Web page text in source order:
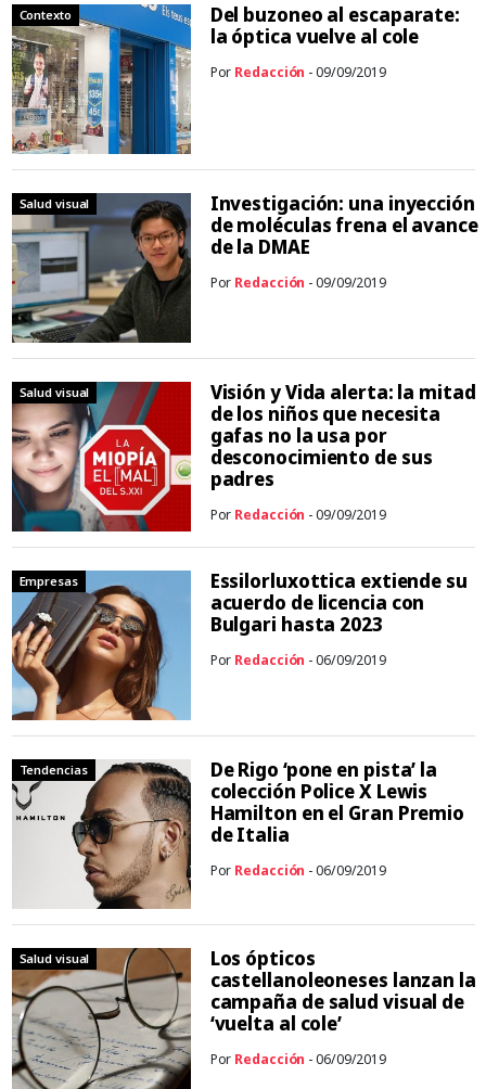
Contexto
Del buzoneo al escaparate:
la óptica vuelve al cole
Por Redacción - 09/09/2019
Salud visual
Investigación: una inyección
de moléculas frena el avance
de la DMAE
Por Redacción - 09/09/2019
Salud visual
Visión y Vida alerta: la mitad
de los niños que necesita
gafas no la usa por
desconocimiento de sus
padres
Por Redacción - 09/09/2019
Empresas
Essilorluxottica extiende su
acuerdo de licencia con
Bulgari hasta 2023
Por Redacción - 06/09/2019
Tendencias
De Rigo ‘pone en pista’ la
colección Police X Lewis
Hamilton en el Gran Premio
de Italia
Por Redacción - 06/09/2019
Salud visual
Los ópticos
castellanoleoneses lanzan la
campaña de salud visual de
‘vuelta al cole’
Por Redacción - 06/09/2019